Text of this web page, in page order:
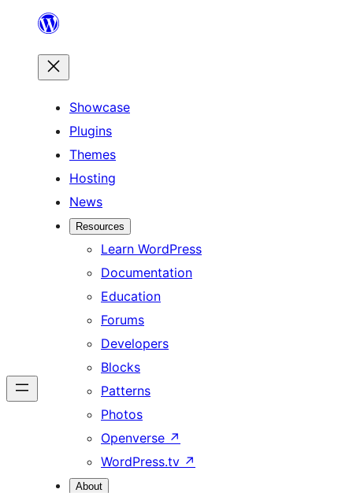
content
Showcase
Plugins
Themes
Hosting
News
Resources
Learn WordPress
Documentation
Education
Forums
Developers
Blocks
Patterns
Photos
Openverse ↗
WordPress.tv ↗
About